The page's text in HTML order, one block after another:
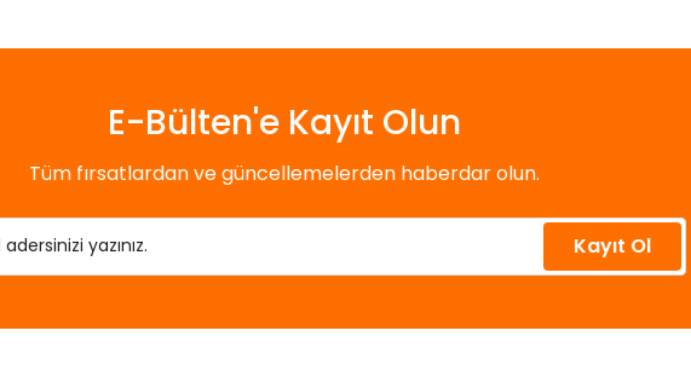
E-Bülten'e Kayıt Olun
Tüm fırsatlardan ve güncellemelerden haberdar olun.
Kayıt Ol